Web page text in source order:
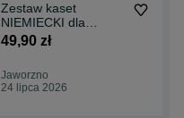
Zestaw kaset
NIEMIECKI dla
średnio
zaawansowanych
49,90 zł
Jaworzno
24 lipca 2026